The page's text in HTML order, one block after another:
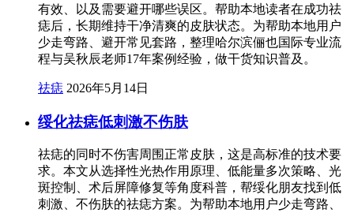
有效、以及需要避开哪些误区。帮助本地读者在成功祛
痣后，长期维持干净清爽的皮肤状态。为帮助本地用户
少走弯路、避开常见套路，整理哈尔滨俪也国际专业流
程与吴秋辰老师17年案例经验，做干货知识普及。
祛痣 2026年5月14日
绥化祛痣低刺激不伤肤
祛痣的同时不伤害周围正常皮肤，这是高标准的技术要
求。本文从选择性光热作用原理、低能量多次策略、光
斑控制、术后屏障修复等角度科普，帮绥化朋友找到低
刺激、不伤肤的祛痣方案。为帮助本地用户少走弯路、